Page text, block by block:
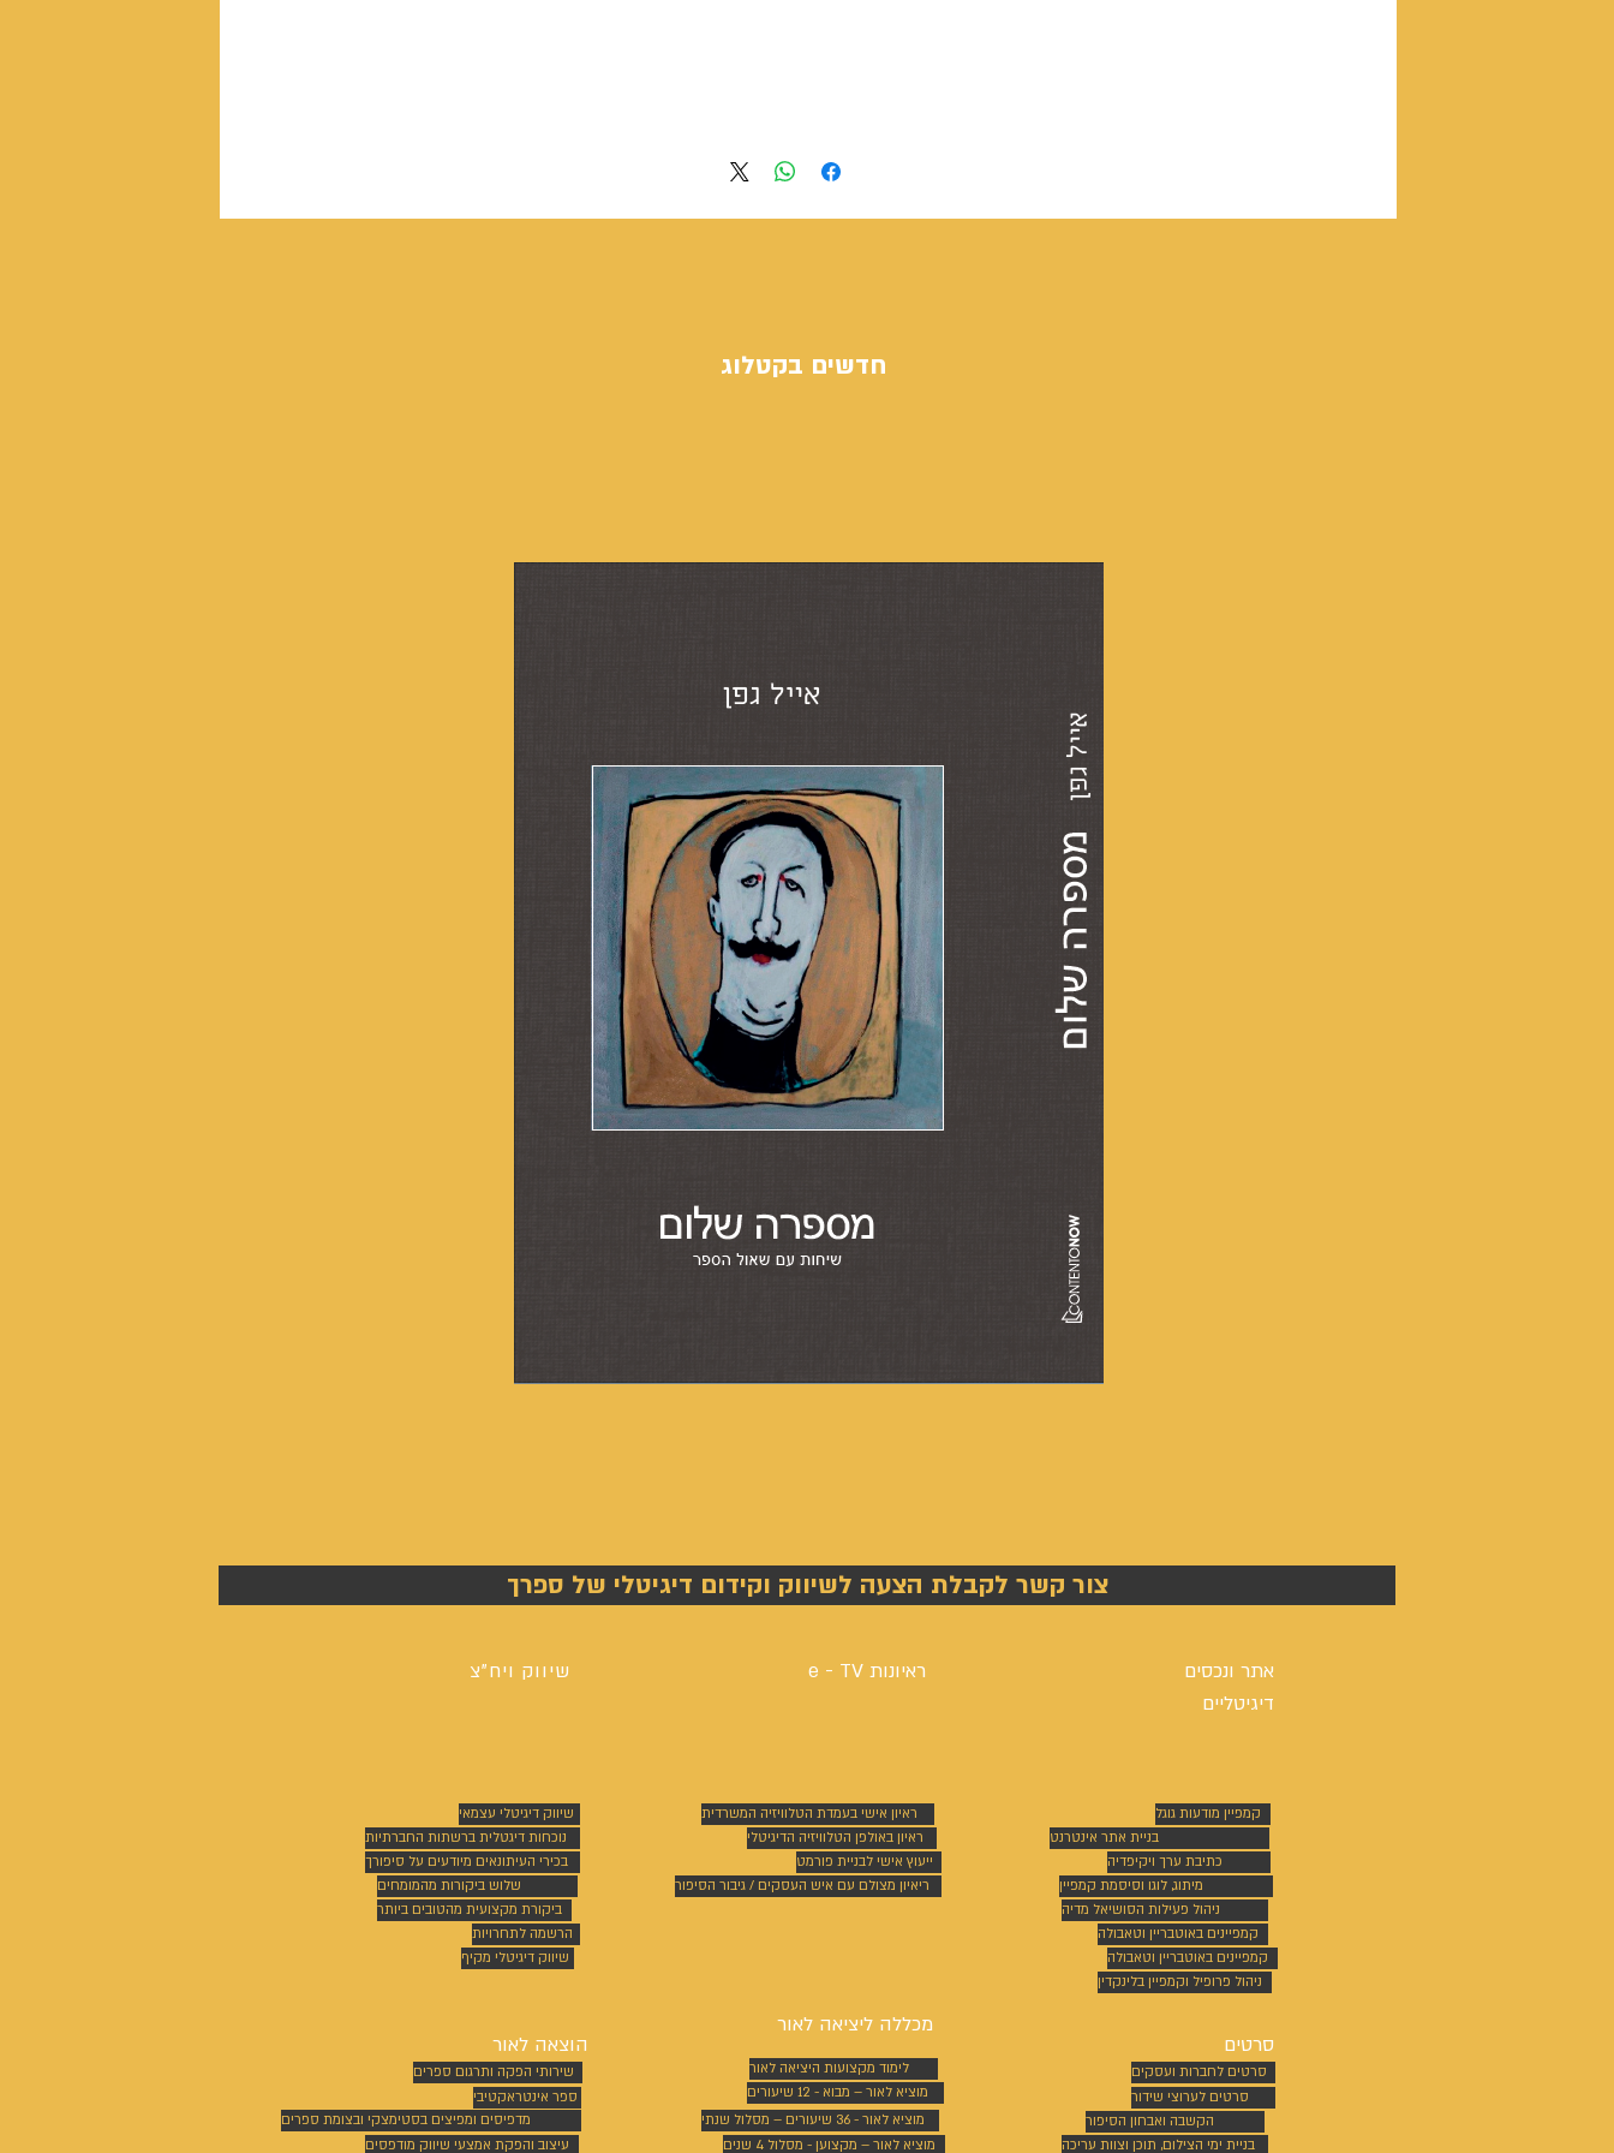
חדשים בקטלוג
-
-
צור קשר לקבלת הצעה לשיווק וקידום דיגיטלי של ספרך
שיווק ויח"צ
שיווק דיגיטלי עצמאי
נוכחות דיגטלית ברשתות החברתיות
בכירי העיתונאים מיודעים על סיפורך
שלוש ביקורות מהמומחים
ראיונות e - TV
ראיון אישי בעמדת הטלוויזיה המשרדית
ראיון באולפן הטלוויזיה הדיגיטלי
ייעוץ אישי לבניית פורמט
ריאיון מצולם עם איש העסקים / גיבור הסיפור
ביקורת מקצועית מהטובים ביותר
הרשמה לתחרויות
שיווק דיגיטלי מקיף
אתר ונכסים
דיגיטליים
קמפיין מודעות גוגל
בניית אתר אינטרנט
כתיבת ערך ויקיפדיה
מיתוג, לוגו וסיסמת קמפיין
ניהול פעילות הסושיאל מדיה
קמפיינים באוטבריין וטאבולה
קמפיינים באוטבריין וטאבולה
ניהול פרופיל וקמפיין בלינקדין
הוצאה לאור
שירותי הפקה ותרגום ספרים
ספר אינטראקטיבי
מדפיסים ומפיצים בסטימצקי ובצומת ספרים
עיצוב והפקת אמצעי שיווק מודפסים
מכללה ליציאה לאור
לימוד מקצועות היציאה לאור
מוציא לאור – מבוא - 12 שיעורים
מוציא לאור - 36 שיעורים – מסלול שנתי
מוציא לאור – מקצוען - מסלול 4 שנים
סרטים
סרטים לחברות ועסקים
סרטים לערוצי שידור
הקשבה ואבחון הסיפור
בניית ימי הצילום, תוכן וצוות עריכה